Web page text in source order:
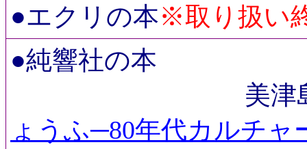
●エクリの本※取り扱い
●純響社の本
美
ょうふ─80年代カルチャ